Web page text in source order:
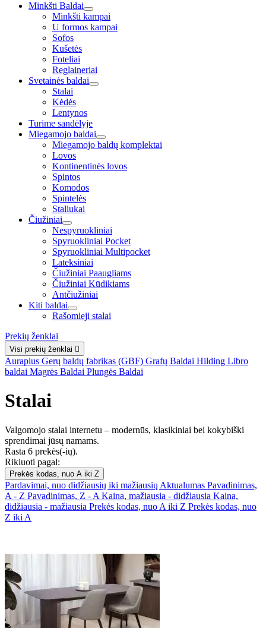
Minkšti Baldai
Minkšti kampai
U formos kampai
Sofos
Kušetės
Foteliai
Reglaineriai
Svetainės baldai
Stalai
Kėdės
Lentynos
Turime sandėlyje
Miegamojo baldai
Miegamojo baldų komplektai
Lovos
Kontinentinės lovos
Spintos
Komodos
Spintelės
Staliukai
Čiužiniai
Nespyruokliniai
Spyruokliniai Pocket
Spyruokliniai Multipocket
Lateksiniai
Čiužiniai Paaugliams
Čiužiniai Kūdikiams
Antčiužiniai
Kiti baldai
Rašomieji stalai
Prekių ženklai
Visi prekių ženklai 
Auraplus Gerų baldų fabrikas (GBF) Grafų Baldai Hilding Libro
baldai Magrės Baldai Plungės Baldai
Stalai
Valgomojo stalai internetu – modernūs, klasikiniai bei kokybiški
sprendimai jūsų namams.
Rasta 6 prekės(-ių).
Rikiuoti pagal:
Prekės kodas, nuo A iki Z
Pardavimai, nuo didžiausių iki mažiausių Aktualumas Pavadinimas,
A - Z Pavadinimas, Z - A Kaina, mažiausia - didžiausia Kaina,
didžiausia - mažiausia Prekės kodas, nuo A iki Z Prekės kodas, nuo
Z iki A